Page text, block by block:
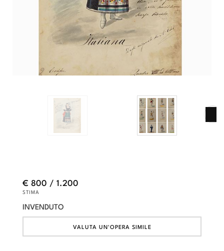
€ 800 / 1.200
STIMA
INVENDUTO
VALUTA UN'OPERA SIMILE